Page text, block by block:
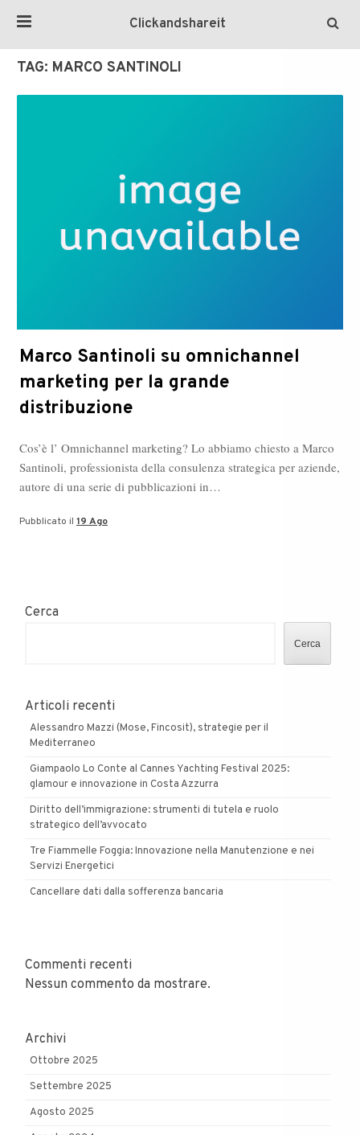
Clickandshareit
TAG: MARCO SANTINOLI
Marco Santinoli su omnichannel
marketing per la grande
distribuzione
Cos’è l’ Omnichannel marketing? Lo abbiamo chiesto a Marco
Santinoli, professionista della consulenza strategica per aziende,
autore di una serie di pubblicazioni in…
Pubblicato il 19 Ago
Cerca
Cerca
Articoli recenti
Alessandro Mazzi (Mose, Fincosit), strategie per il
Mediterraneo
Giampaolo Lo Conte al Cannes Yachting Festival 2025:
glamour e innovazione in Costa Azzurra
Diritto dell’immigrazione: strumenti di tutela e ruolo
strategico dell’avvocato
Tre Fiammelle Foggia: Innovazione nella Manutenzione e nei
Servizi Energetici
Cancellare dati dalla sofferenza bancaria
Commenti recenti
Nessun commento da mostrare.
Archivi
Ottobre 2025
Settembre 2025
Agosto 2025